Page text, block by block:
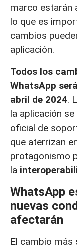
marco estarán
lo que es
cambios
aplicación.
Todos los
WhatsApp
abril de 2024.
la aplicación
oficial de
que aterrizan
protagonismo
la
WhatsApp
nuevas
afectarán
El cambio más